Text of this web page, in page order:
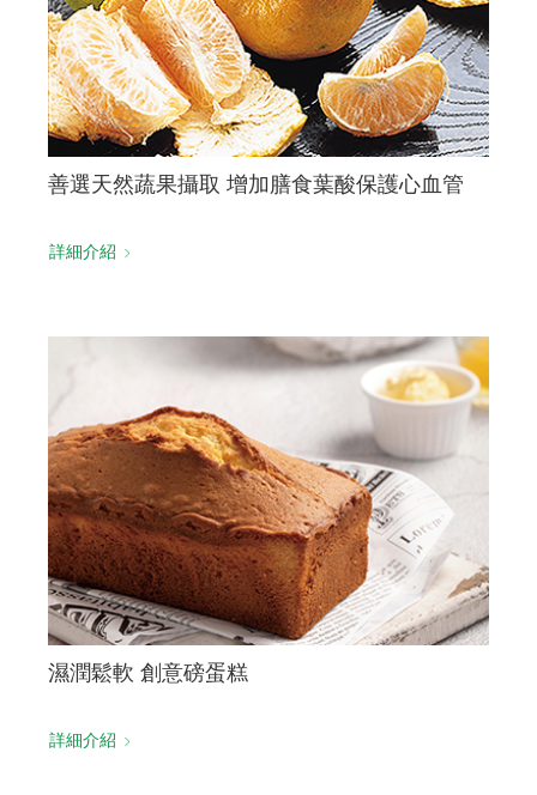
善選天然蔬果攝取 增加膳食葉酸保護心血管
詳細介紹
濕潤鬆軟 創意磅蛋糕
詳細介紹